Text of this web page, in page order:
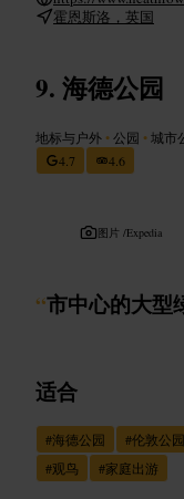
霍恩斯洛，英国
海德公园
地标与户外 •公园 •城市
4.7
4.6
图片 /Expedia
“市中心的大型
适合
#海德公园 #伦敦公园
#观鸟 #家庭出游